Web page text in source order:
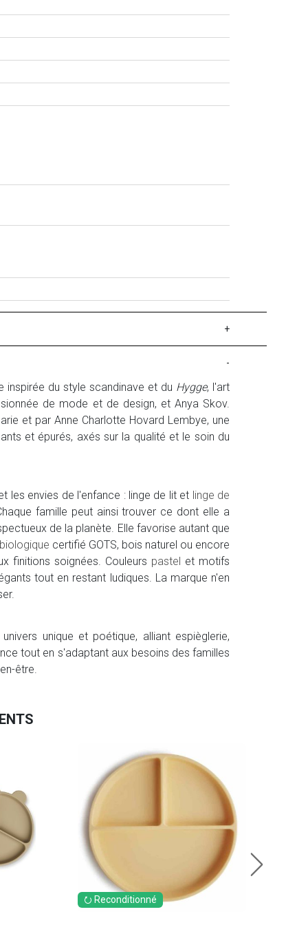
+
-
du style scandinave et du Hygge, l'art
de mode et de design, et Anya Skov.
et par Anne Charlotte Hovard Lembye, une
et épurés, axés sur la qualité et le soin du
les envies de l'enfance : linge de lit et linge de
famille peut ainsi trouver ce dont elle a
de la planète. Elle favorise autant que
biologique certifié GOTS, bois naturel ou encore
finitions soignées. Couleurs pastel et motifs
tout en restant ludiques. La marque n'en
unique et poétique, alliant espièglerie,
tout en s'adaptant aux besoins des familles
être.
⭮ Reconditionné